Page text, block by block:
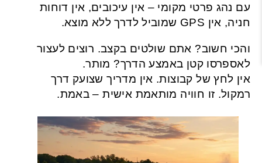
עם נהג פרטי מקומי – אין עיכובים, אין דוחות
חניה, אין GPS שמוביל לדרך ללא מוצא.
והכי חשוב? אתם שולטים בקצב. רוצים לעצור
לאספרסו קטן באמצע הדרך? מותר.
אין לחץ של קבוצות. אין מדריך שצועק דרך
רמקול. זו חוויה מותאמת אישית – באמת.